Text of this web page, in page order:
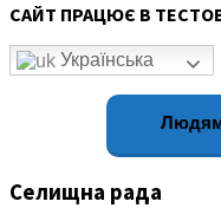
САЙТ ПРАЦЮЄ В
Українська
Людям
Селищна рада